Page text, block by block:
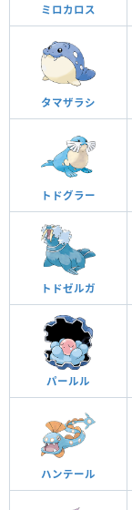
ミロカロス
タマザラシ
トドグラー
トドゼルガ
パールル
ハンテール